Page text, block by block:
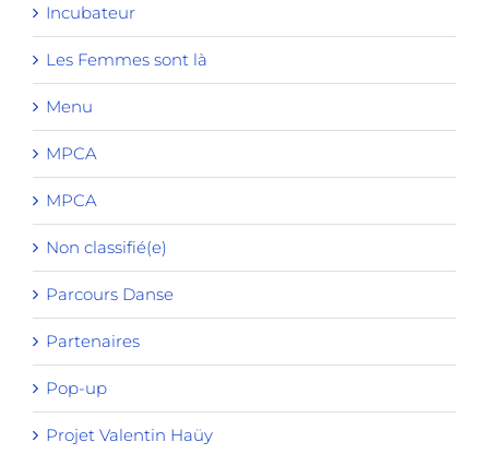
Incubateur
Les Femmes sont là
Menu
MPCA
MPCA
Non classifié(e)
Parcours Danse
Partenaires
Pop-up
Projet Valentin Haüy